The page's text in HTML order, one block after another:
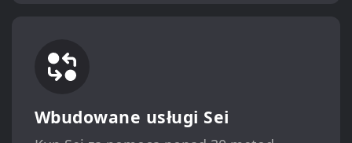
Wbudowane usługi Sei